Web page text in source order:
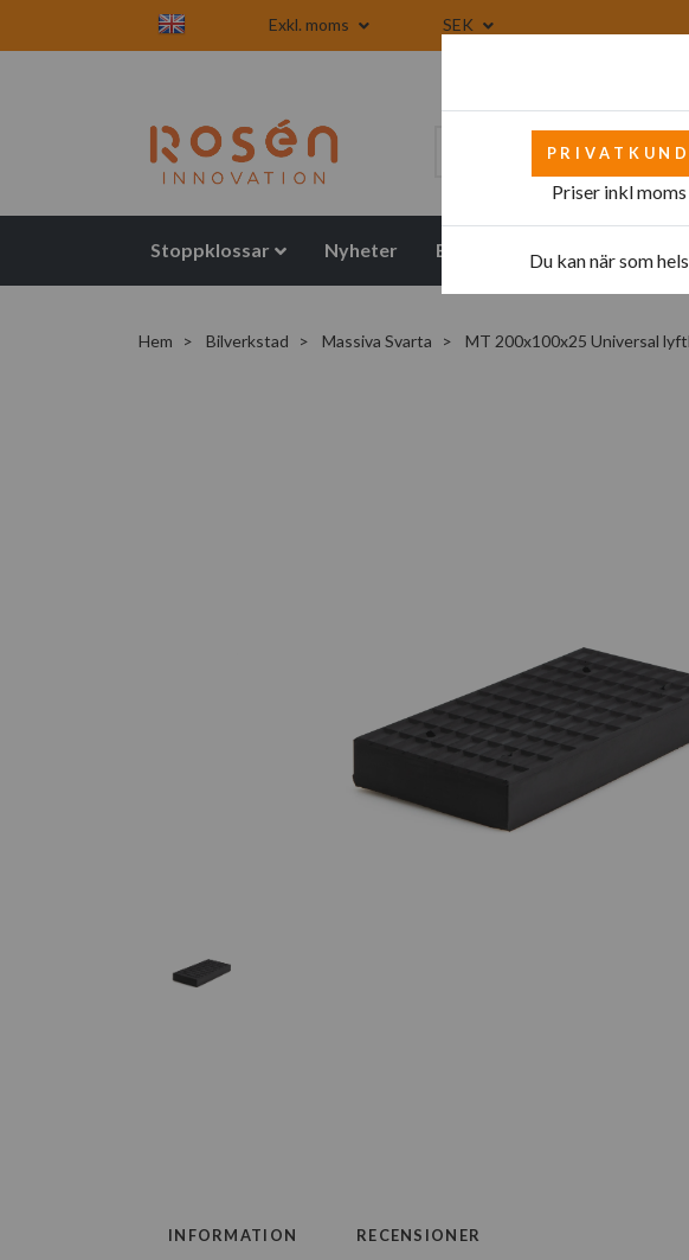
Exkl. moms SEK
Stoppklossar Nyheter Blogg Mattor
Hem Bilverkstad Massiva Svarta MT 200x100x25 Universal
INFORMATION RECENSIONER
PRIVATKUND
Priser inkl moms
Du kan när som